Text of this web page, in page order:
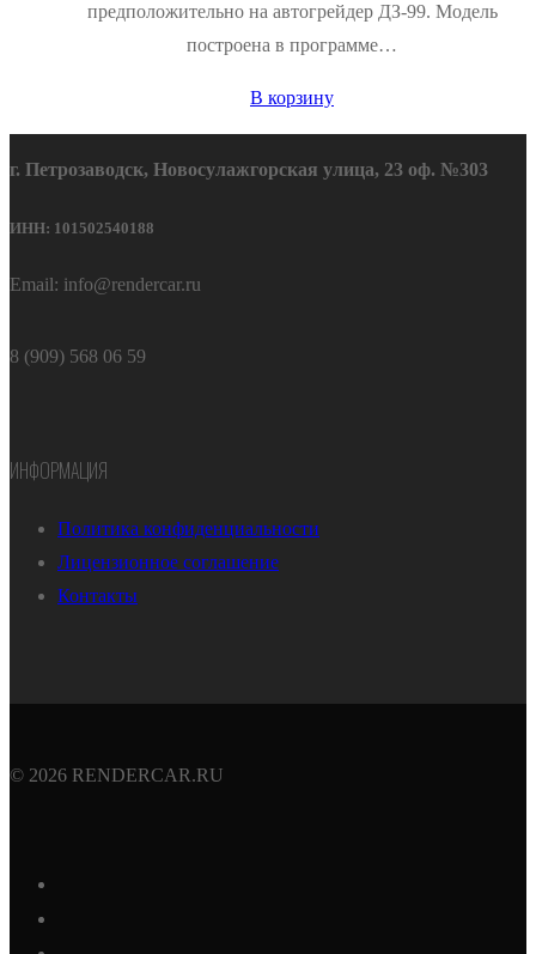
предположительно на автогрейдер ДЗ-99. Модель
построена в программе…
В корзину
г. Петрозаводск, Новосулажгорская улица, 23 оф. №303
ИНН: 101502540188
Email: info@rendercar.ru
8 (909) 568 06 59
ИНФОРМАЦИЯ
Политика конфиденциальности
Лицензионное соглашение
Контакты
© 2026 RENDERCAR.RU